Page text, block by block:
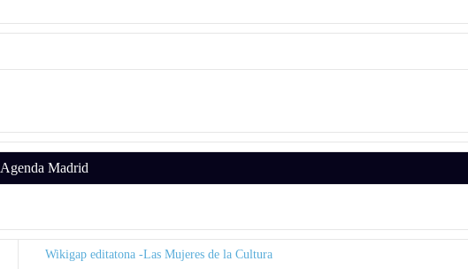
Agenda Madrid
Wikigap editatona -Las Mujeres de la Cultura